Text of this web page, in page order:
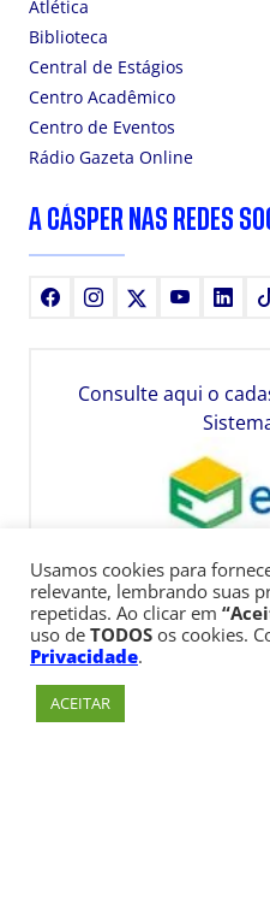
Atlética
Biblioteca
Central de Estágios
Centro Acadêmico
Centro de Eventos
Rádio Gazeta Online
A CÁSPER NAS REDES
FacebookInstagram Youtube
Consulte aqui o
Usamos cookies para
relevante, lembrando suas
repetidas. Ao clicar em
uso de TODOS os cookies.
Privacidade.
ACEITAR